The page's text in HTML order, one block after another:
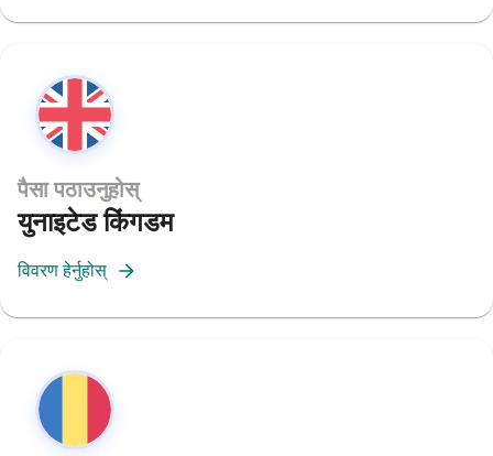
पैसा पठाउनुहोस्
युनाइटेड किंगडम
विवरण हेर्नुहोस्